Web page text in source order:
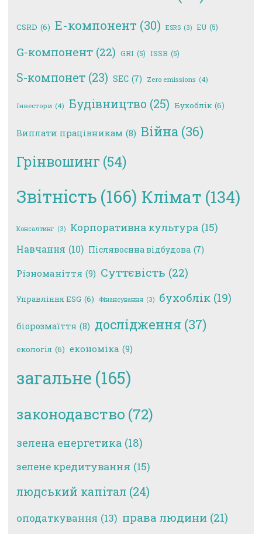
CSRD (6) E-компонент (30) ESRS (3) EU (5)
G-компонент (22) GRI (5) ISSB (5)
S-компонет (23) SEC (7) Zero emissions (4)
Інвестори (4) Будівництво (25) Бухоблік (6)
Виплати працівникам (8) Війна (36)
Грінвошинг (54)
Звітність (166) Клімат (134)
Консалтинг (3) Корпоративна культура (15)
Навчання (10) Післявоєнна відбудова (7)
Різноманіття (9) Суттєвість (22)
Управління ESG (6) Фінансування (3) бухоблік (19)
біорозмаїття (8) дослідження (37)
екологія (6) економіка (9)
загальне (165)
законодавство (72)
зелена енергетика (18)
зелене кредитування (15)
людський капітал (24)
оподаткування (13) права людини (21)